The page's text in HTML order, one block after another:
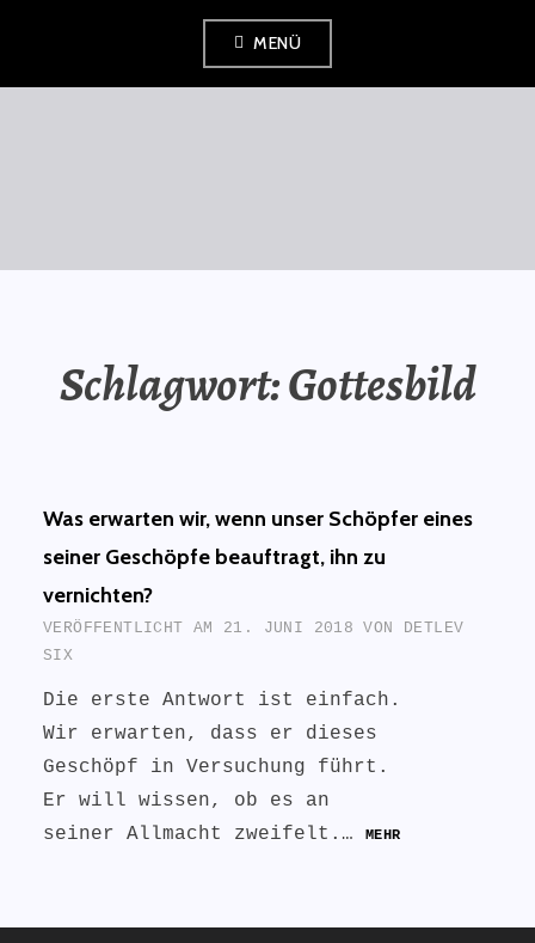
springen
MENÜ
Schlagwort:Gottesbild
Was erwarten wir, wenn unser Schöpfer eines
seiner Geschöpfe beauftragt, ihn zu
vernichten?
VERÖFFENTLICHT AM 21. JUNI 2018 VON DETLEV
SIX
Die erste Antwort ist einfach.
Wir erwarten, dass er dieses
Geschöpf in Versuchung führt.
Er will wissen, ob es an
seiner Allmacht zweifelt.…
MEHR